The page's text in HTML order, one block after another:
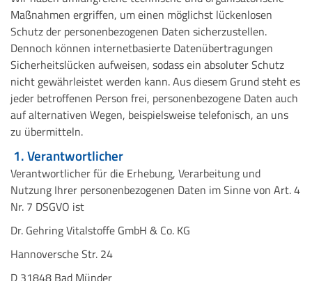
Maßnahmen ergriffen, um einen möglichst lückenlosen
Schutz der personenbezogenen Daten sicherzustellen.
Dennoch können internetbasierte Datenübertragungen
Sicherheitslücken aufweisen, sodass ein absoluter Schutz
nicht gewährleistet werden kann. Aus diesem Grund steht es
jeder betroffenen Person frei, personenbezogene Daten auch
auf alternativen Wegen, beispielsweise telefonisch, an uns
zu übermitteln.
1. Verantwortlicher
Verantwortlicher für die Erhebung, Verarbeitung und
Nutzung Ihrer personenbezogenen Daten im Sinne von Art. 4
Nr. 7 DSGVO ist
Dr. Gehring Vitalstoffe GmbH & Co. KG
Hannoversche Str. 24
D 31848 Bad Münder